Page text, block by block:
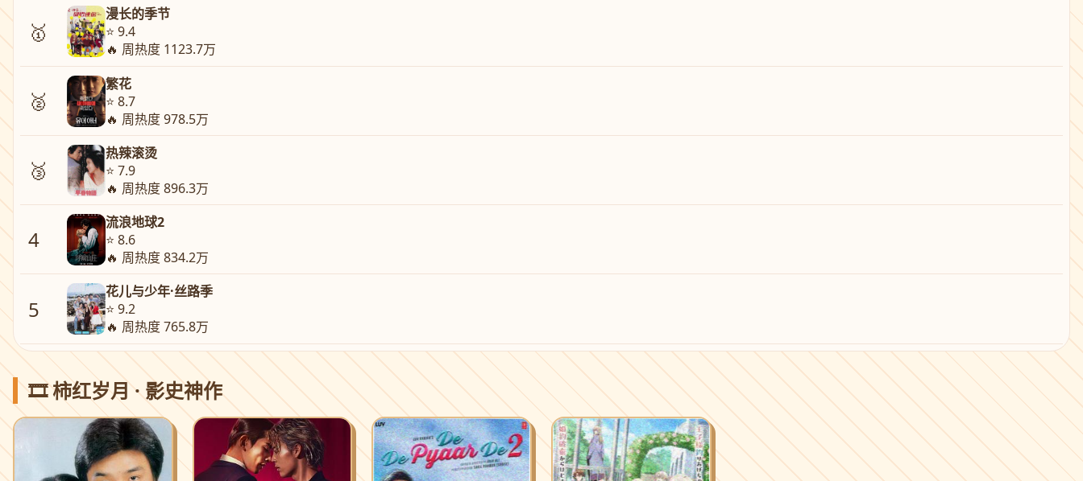
🥇
漫长的季节
⭐ 9.4
🔥 周热度 1123.7万
🥈
繁花
⭐ 8.7
🔥 周热度 978.5万
🥉
热辣滚烫
⭐ 7.9
🔥 周热度 896.3万
4
流浪地球2
⭐ 8.6
🔥 周热度 834.2万
5
花儿与少年·丝路季
⭐ 9.2
🔥 周热度 765.8万
🎞️ 柿红岁月 · 影史神作